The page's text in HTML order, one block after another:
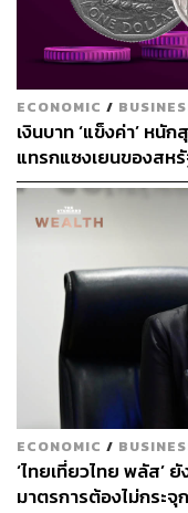
ภาพ:
สำหรับใครที่ยังไม่รู้
Killers of the Flower
นพื้นเมือง ซึ่งก็รู้ๆ กัน
ขาวไล่ที่อยู่อาศัยดั้ง
ว่างเปล่าซึ่งถูกเรียกว่
พื้นที่ไร้มูลค่าเหล่านั้น
คือตอนที่เงินทองไหล
ECONOMIC /
เงินบาท ‘แข็งค่า’ ห
แทรกแซงเยนของส
เปิดเป้าสิ้นปีนี้จ่อแข็ง
ECONOMIC /
‘ไทยเที่ยวไทย พลัส’
มาตรการต้องไม่กระจุ